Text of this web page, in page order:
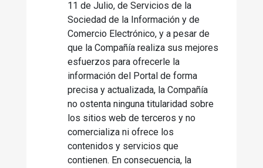
11 de Julio, de Servicios de la
Sociedad de la Información y de
Comercio Electrónico, y a pesar de
que la Compañía realiza sus mejores
esfuerzos para ofrecerle la
información del Portal de forma
precisa y actualizada, la Compañía
no ostenta ninguna titularidad sobre
los sitios web de terceros y no
comercializa ni ofrece los
contenidos y servicios que
contienen. En consecuencia, la